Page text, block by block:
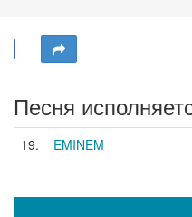
Песня
19. EMINEM